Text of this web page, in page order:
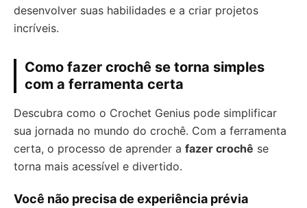
desenvolver suas habilidades e a criar projetos
incríveis.
Como fazer crochê se torna simples
com a ferramenta certa
Descubra como o Crochet Genius pode simplificar
sua jornada no mundo do crochê. Com a ferramenta
certa, o processo de aprender a fazer crochê se
torna mais acessível e divertido.
Você não precisa de experiência prévia